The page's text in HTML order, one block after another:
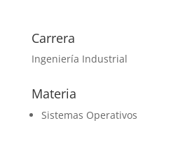
Carrera
Ingeniería Industrial
Materia
Sistemas Operativos